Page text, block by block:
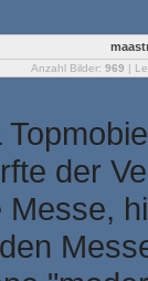
Anzahl Bilder: 969 |
der